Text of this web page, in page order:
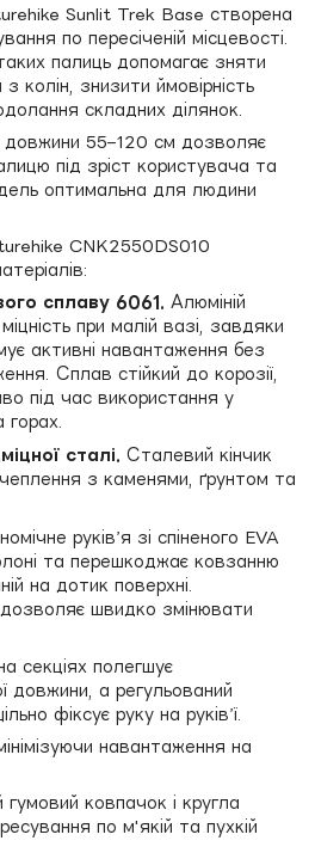
Sunlit Trek Base створена
по пересіченій місцевості.
палиць допомагає зняти
колін, знизити ймовірність
складних ділянок.
довжини 55–120 см дозволяє
під зріст користувача та
оптимальна для людини
CNK2550DS010
сплаву 6061.
Алюміній
при малій вазі, завдяки
активні навантаження без
Сплав стійкий до корозії,
під час використання у
горах.
сталі. Сталевий кінчик
з каменями, ґрунтом та
руківʼя зі спіненого EVA
та перешкоджає ковзанню
на дотик поверхні.
швидко змінювати
секціях полегшує
довжини, а регульований
фіксує руку на руківʼї.
навантаження на
ковпачок і кругла
по м'якій та пухкій